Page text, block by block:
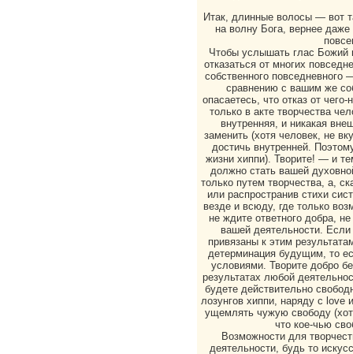
Итак, длинные волосы — вот
на волну Бога, вернее
Чтобы услышать глас Божий
отказаться от многих
собственного
сравнению с вашим же
опасаетесь, что отказ от
только в акте творчества
внутренняя, и никакая
заменить (хотя человек, не
достичь внутренней.
жизни хиппи). Творите! — и
должно стать вашей
только путем творчества, а,
или распространив стихи
везде и всюду, где только
не ждите ответного добра,
вашей деятельности.
привязаны к этим
детерминация будущим, то
условиями. Творите добро
результатах любой
будете действительно
лозунгов хиппи, наряду с
ущемлять чужую свободу
что кое-чью
Возможности для
деятельности, будь то